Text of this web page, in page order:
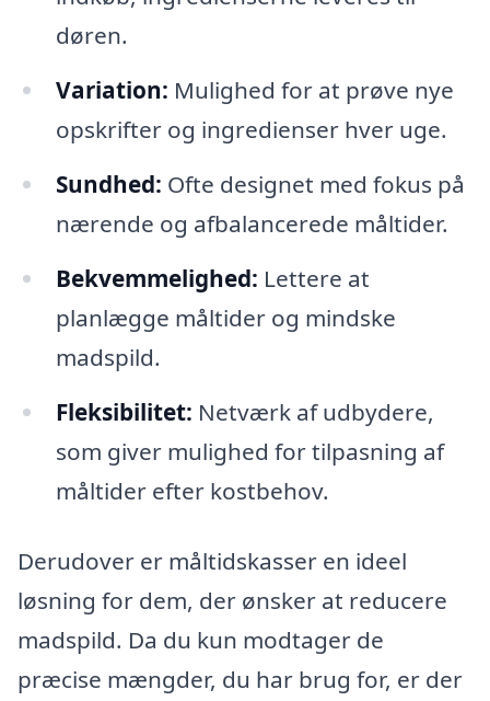
døren.
Variation: Mulighed for at prøve nye
opskrifter og ingredienser hver uge.
Sundhed: Ofte designet med fokus på
nærende og afbalancerede måltider.
Bekvemmelighed: Lettere at
planlægge måltider og mindske
madspild.
Fleksibilitet: Netværk af udbydere,
som giver mulighed for tilpasning af
måltider efter kostbehov.
Derudover er måltidskasser en ideel
løsning for dem, der ønsker at reducere
madspild. Da du kun modtager de
præcise mængder, du har brug for, er der